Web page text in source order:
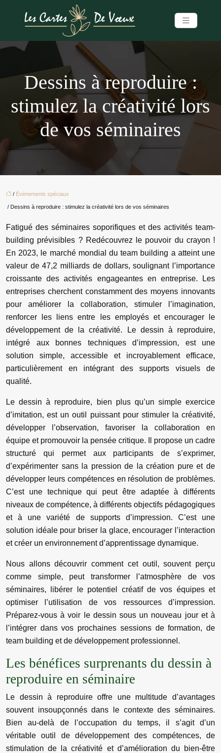
Dessins à reproduire :
stimulez la créativité lors
de vos séminaires
/ Événements spéciaux
/ Dessins à reproduire : stimulez la créativité lors de vos séminaires
Fatigué des séminaires soporifiques et des activités team-
building prévisibles ? Redécouvrez le pouvoir du crayon !
En 2023, le marché mondial du team building a atteint une
valeur de 47,2 milliards de dollars, soulignant l’importance
croissante des activités engageantes en entreprise. Les
entreprises cherchent constamment des moyens innovants
pour améliorer la collaboration, stimuler l’imagination,
renforcer les liens entre les employés et encourager le
développement de la créativité. Le dessin à reproduire,
intégré aux bonnes techniques d’impression, est une
solution simple, accessible et incroyablement efficace,
particulièrement en intégrant des supports visuels de
qualité.
Le dessin à reproduire, bien plus qu’un simple exercice
d’imitation, est un outil puissant pour stimuler la créativité,
développer l’observation, favoriser la collaboration en
équipe et promouvoir la pensée critique. Il propose un cadre
structuré qui permet aux participants de s’exprimer,
d’expérimenter sans la pression de la création pure et de
développer leurs compétences en résolution de problèmes.
C’est une technique qui peut être adaptée à différents
niveaux de compétence, à différents objectifs pédagogiques
et à une variété de supports d’impression. C’est une
solution idéale pour briser la glace, encourager l’interaction
et créer un environnement d’apprentissage dynamique.
Nous allons découvrir comment cet outil, souvent perçu
comme simple, peut transformer l’atmosphère de vos
séminaires, libérer le potentiel créatif de vos équipes et
optimiser l’utilisation de vos ressources d’impression.
Préparez-vous à voir le dessin sous un nouveau jour et à
l’intégrer dans vos prochaines sessions de formation, de
team building et de développement professionnel.
Les bénéfices surprenants du dessin à
reproduire en séminaire
Le dessin à reproduire offre une multitude d’avantages
souvent insoupçonnés dans le contexte des séminaires.
Bien au-delà de l’occupation du temps, il s’agit d’un
véritable outil de développement des compétences, de
stimulation de la créativité et d’amélioration du bien-être